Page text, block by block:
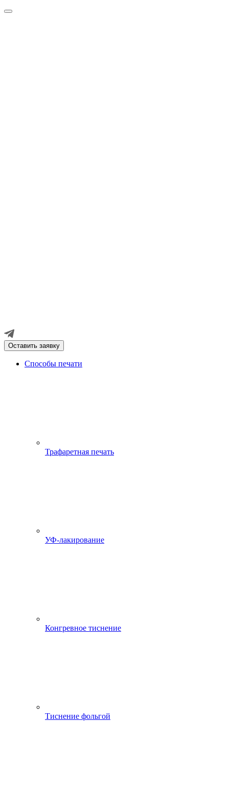
Оставить заявку
Способы печати
Трафаретная печать
УФ-лакирование
Конгревное тиснение
Тиснение фольгой